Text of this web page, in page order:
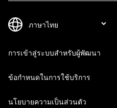
การเข้าสู่ระบบสำหรับผู้พัฒนา
ข้อกำหนดในการใช้บริการ
นโยบายความเป็นส่วนตัว